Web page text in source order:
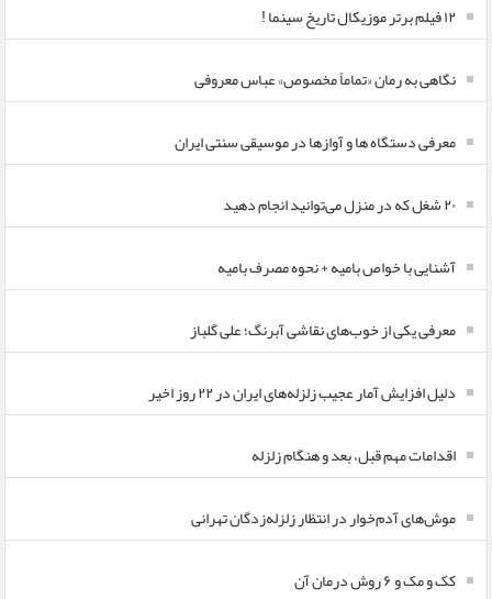
۱۲ فیلم برتر موزیکال تاریخ سینما !
نگاهی به رمان «تماماً مخصوص» عباس معروفی
معرفی دستگاه ها و آوازها در موسیقی سنتی ایران
۲۰ شغل که در منزل می‌توانید انجام دهید
آشنایی با خواص بامیه + نحوه مصرف بامیه
معرفی یکی از خوب‌های نقاشی آبرنگ؛ علی گلباز
دلیل افزایش آمار عجیب زلزله‌های ایران در ۲۲ روز اخیر
اقدامات مهم قبل، بعد و هنگام زلزله
موش‌های آدم‌خوار در انتظار زلزله‌زدگان تهرانی
کک و مک و ۶ روش درمان آن